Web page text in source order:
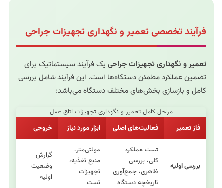
فرآیند تخصصی تعمیر و نگهداری تجهیزات جراحی
تعمیر و نگهداری تجهیزات جراحی یک فرآیند سیستماتیک برای
تضمین عملکرد مطمئن دستگاه‌ها است. این فرآیند شامل بررسی
کامل و بازسازی بخش‌های مختلف دستگاه می‌باشد:
مراحل کامل تعمیر و نگهداری تجهیزات اتاق عمل
فاز تعمیر
فعالیت‌های اصلی ابزار مورد نیاز خروجی
بررسی اولیه
تست عملکرد
کلی، بررسی
ظاهری، جمع‌آوری
تاریخچه دستگاه
مولتی‌متر،
منبع تغذیه،
تجهیزات
تست
گزارش
وضعیت
اولیه